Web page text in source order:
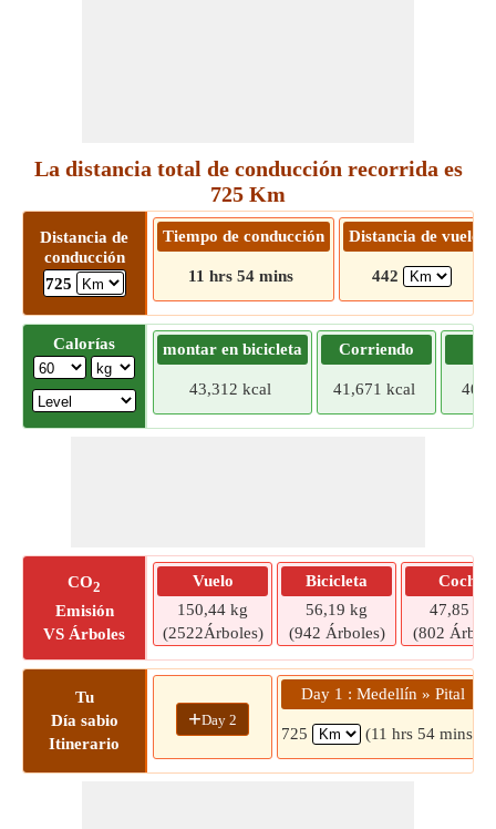
La distancia total de conducción recorrida es
725 Km
Distancia de
conducción
725
Tiempo de conducción
11 hrs 54 mins
Distancia de vuelo
442
Calorías montar en bicicleta
43,312 kcal
Corriendo
41,671 kcal
CO2
Emisión
VS Árboles
Vuelo
150,44 kg
(2522Árboles)
Bicicleta
56,19 kg
(942 Árboles)
Coche
47,85 kg
(802
Tu
Día sabio
Itinerario
+Day 2
Day 1 : Medellín » Pital
725 (11 hrs 54 mins)